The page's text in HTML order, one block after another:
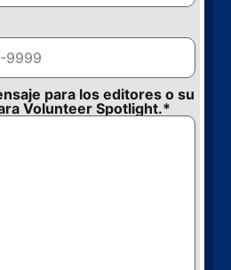
para los editores o su
Volunteer Spotlight.*